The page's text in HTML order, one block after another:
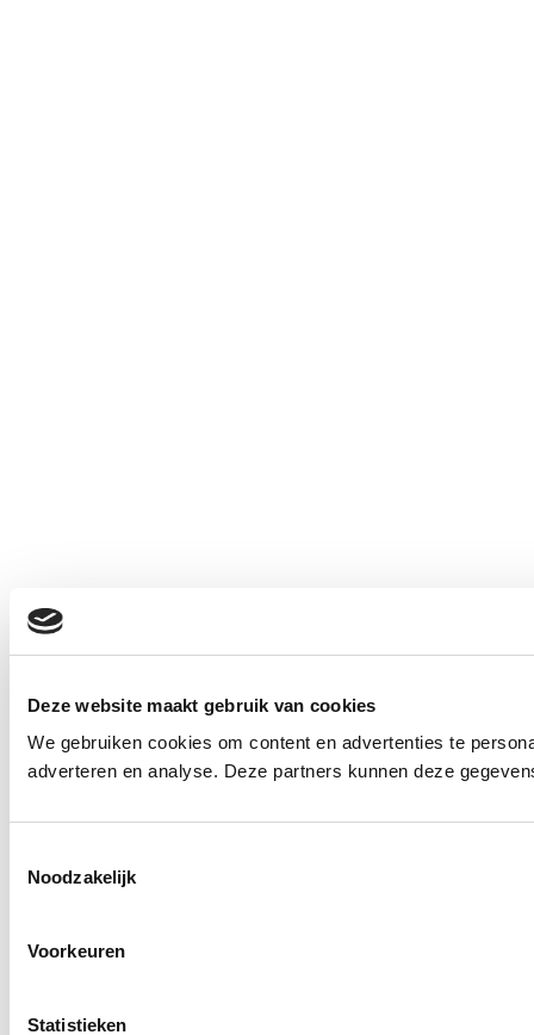
Deze website maakt gebruik van cookies
We gebruiken cookies om content en advertenties te
adverteren en analyse. Deze partners kunnen deze
Noodzakelijk
Voorkeuren
Statistieken